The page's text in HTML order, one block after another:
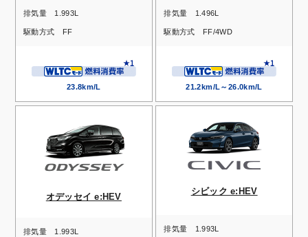
排気量 1.993L
駆動方式 FF
23.8km/L
排気量 1.496L
駆動方式 FF/4WD
21.2km/L～26.0km/L
オデッセイ e:HEV
排気量 1.993L
シビック e:HEV
排気量 1.993L